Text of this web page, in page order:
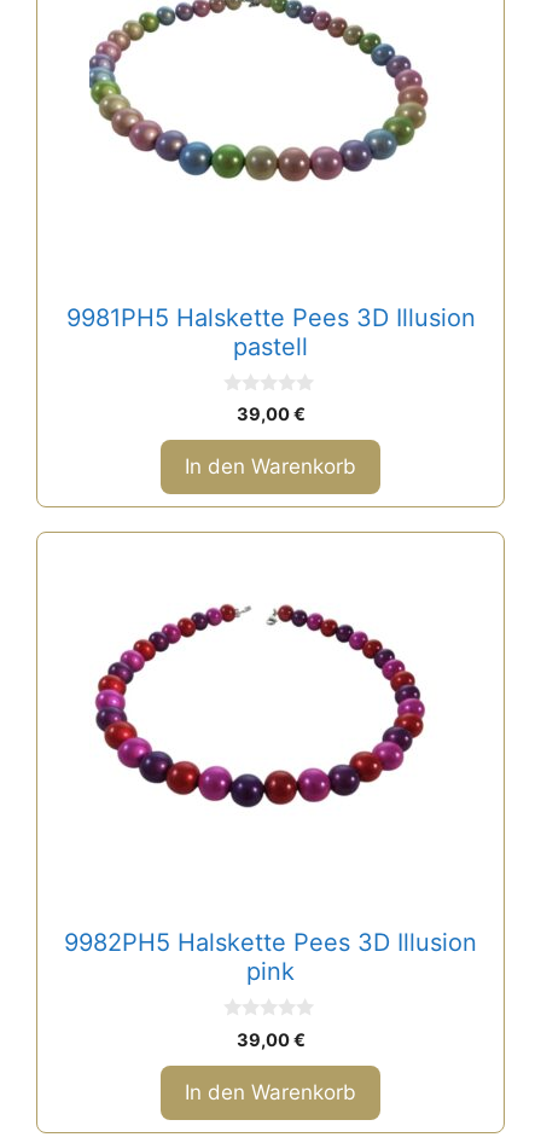
9981PH5 Halskette Pees 3D Illusion
pastell
o
n
5
39,00€
In den Warenkorb
9982PH5 Halskette Pees 3D Illusion
pink
o
n
5
39,00€
In den Warenkorb